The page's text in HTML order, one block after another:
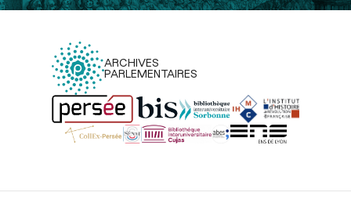
ARCHIVES
PARLEMENTAIRES
Menu